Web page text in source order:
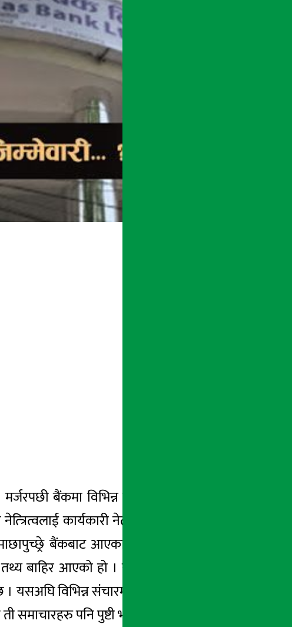
बैंकमा विभिन्न खाले गुट-उपगुट बनेसँगै बैंक
कार्यकारी नेतृत्व दिएपछि यो प्रकरण झन्
बैंकबाट आएका प्रविन बस्नेतको नेतृत्वलाई
बाहिर आएको हो । सामान्यतया कुनै पनि निर्णय
यसअघि विभिन्न संचारमाध्यममा बैंकभित्र भएका गुट-
समाचारहरु पनि पुष्टी भएका छन् ।